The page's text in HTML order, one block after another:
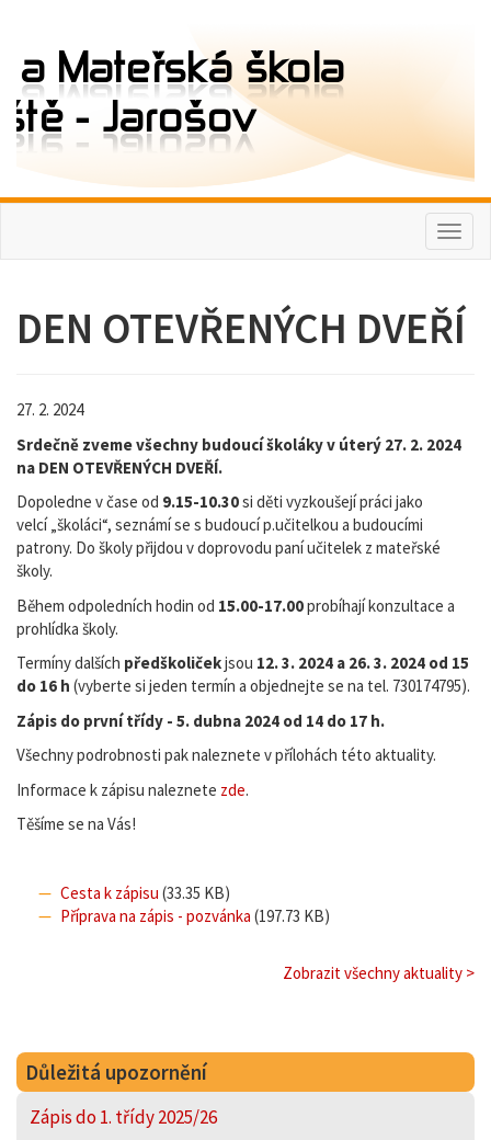
DEN OTEVŘENÝCH DVEŘÍ
27. 2. 2024
Srdečně zveme všechny budoucí školáky v úterý 27. 2. 2024
na DEN OTEVŘENÝCH DVEŘÍ.
Dopoledne v čase od 9.15-10.30si děti vyzkoušejí práci jako
velcí „školáci“, seznámí se s budoucí p.učitelkou a budoucími
patrony. Do školy přijdou v doprovodu paní učitelek z mateřské
školy.
Během odpoledních hodin od 15.00-17.00probíhají konzultace a
prohlídka školy.
Termínydalších předškoličekjsou 12. 3. 2024 a 26. 3. 2024 od 15
do 16 h (vyberte si jeden termín a objednejte se na tel. 730174795).
Zápis do první třídy - 5. dubna 2024 od 14 do 17 h.
Všechny podrobnosti pak naleznete v přílohách této aktuality.
Informace k zápisu naleznete zde.
Těšíme se na Vás!
Cesta k zápisu (33.35 KB)
Příprava na zápis - pozvánka (197.73 KB)
Zobrazit všechny aktuality >
Důležitá upozornění
Zápis do 1. třídy 2025/26